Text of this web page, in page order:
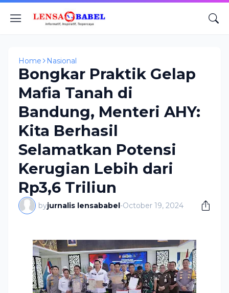
Home Nasional
Bongkar Praktik Gelap
Mafia Tanah di
Bandung, Menteri AHY:
Kita Berhasil
Selamatkan Potensi
Kerugian Lebih dari
Rp3,6 Triliun
byjurnalis lensababel-October 19, 2024